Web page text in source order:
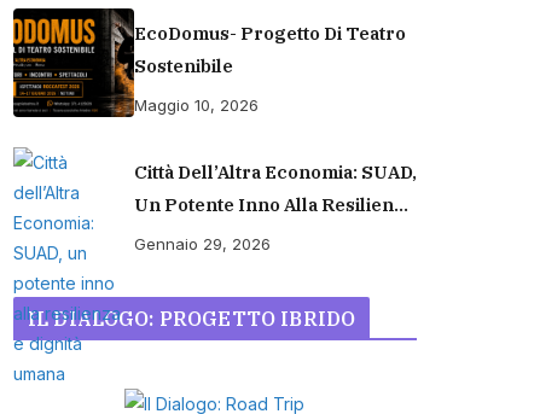
Recitazione A Roma
EcoDomus- Progetto Di Teatro
Sostenibile
Maggio 10, 2026
Città Dell’Altra Economia: SUAD,
Un Potente Inno Alla Resilienza
E Dignità Umana
Gennaio 29, 2026
IL DIALOGO: PROGETTO IBRIDO